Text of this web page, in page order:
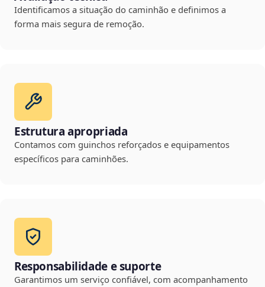
Identificamos a situação do caminhão e definimos a
forma mais segura de remoção.
Estrutura apropriada
Contamos com guinchos reforçados e equipamentos
específicos para caminhões.
Responsabilidade e suporte
Garantimos um serviço confiável, com acompanhamento